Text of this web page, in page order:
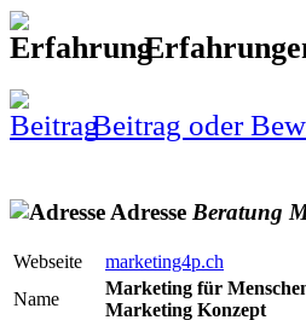
Beitrag oder
Adresse Beratung
Webseite
marketing4p.ch
Name
Marketing für
Marketing Konzept